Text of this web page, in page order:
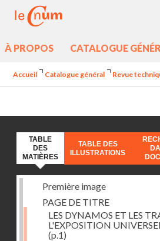
À PROPOS CATALOGUE
Accueil Catalogue général Revue
TABLE
DES
MATIÈRES
TABLE DES
ILLUSTRATIONS
Première image
PAGE DE TITRE
LES DYNAMOS ET LES
L'EXPOSITION
(p.1)